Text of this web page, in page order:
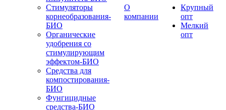
Стимуляторы
корнеобразования-
БИО
Органические
удобрения со
стимулирующим
эффектом-БИО
Средства для
компостирования-
БИО
Фунгицидные
средства-БИО
О
компании
Крупный
опт
Мелкий
опт